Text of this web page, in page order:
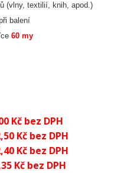
(vlny, textilií, knih, apod.)
balení
60 my
Kč bez DPH
Kč bez DPH
Kč bez DPH
Kč bez DPH